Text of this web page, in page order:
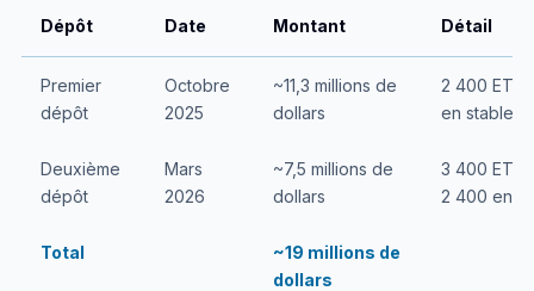
Dépôt Date Montant Détail
Premier
dépôt
Octobre
2025
~11,3 millions de
dollars
2 400 ETH
en
Deuxième
dépôt
Mars
2026
~7,5 millions de
dollars
3 400 ETH
2 400 en
Total
~19 millions de
dollars